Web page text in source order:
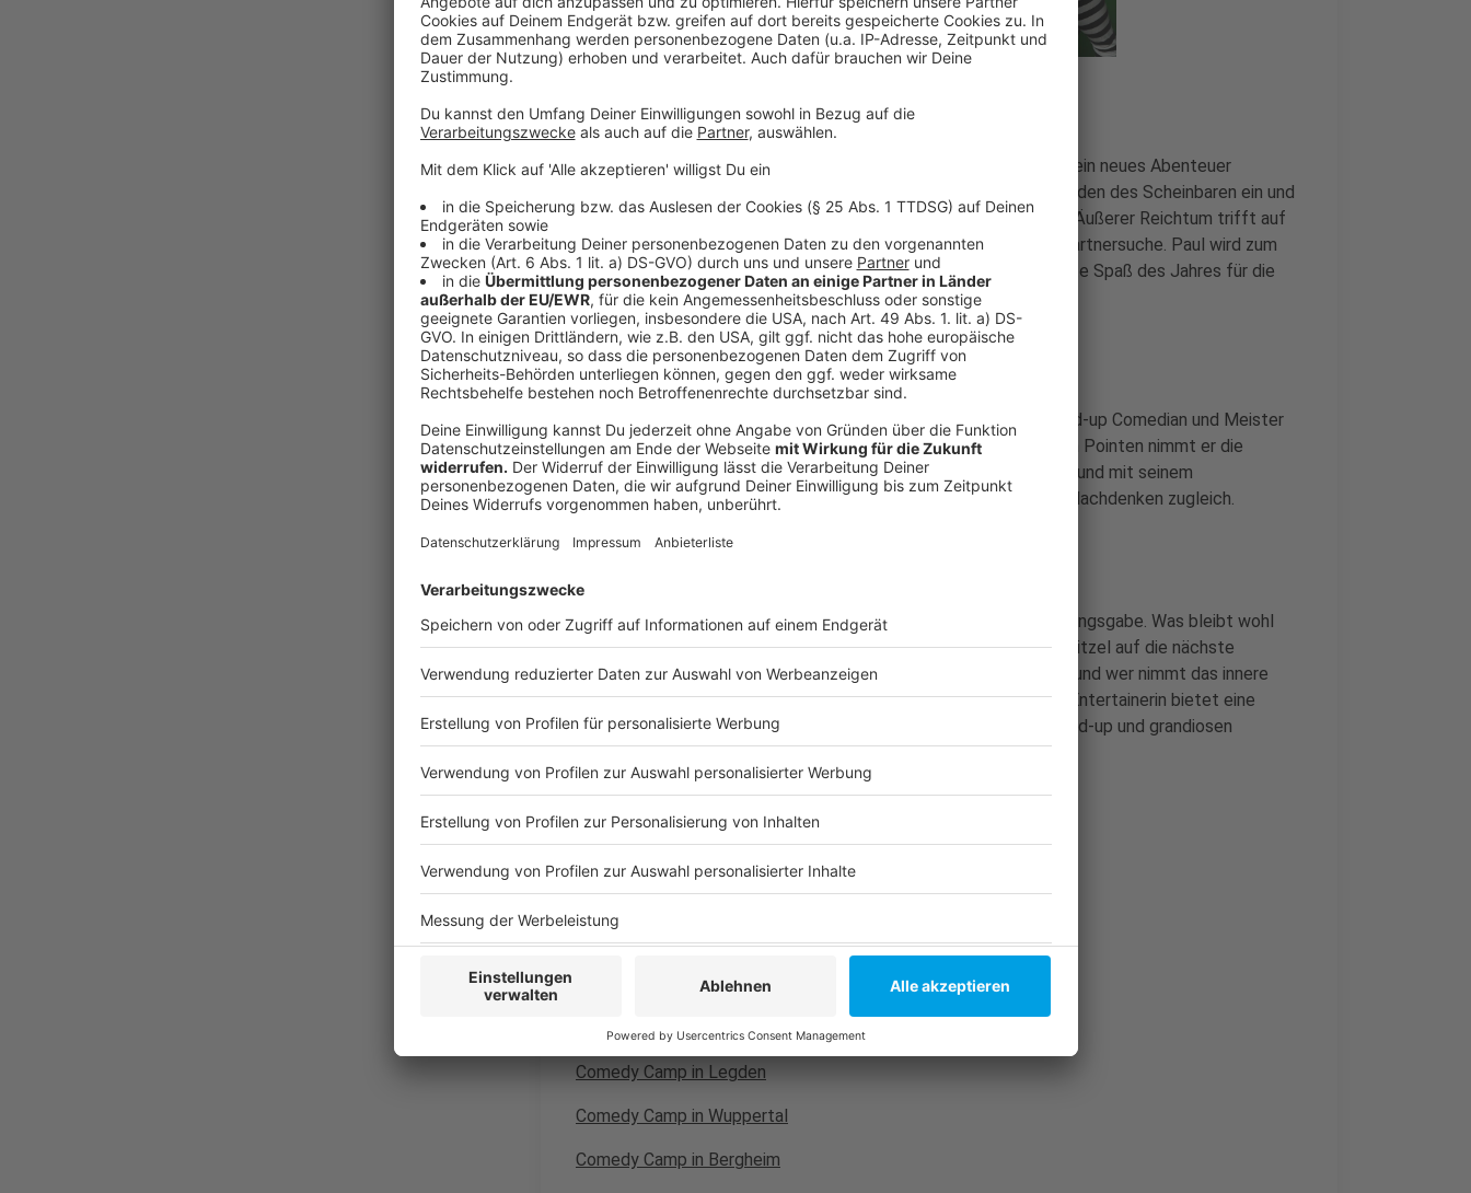
Gerade noch die Apokalypse überlebt, führt uns
in sein neues Abenteuer
"SCHÖNE NEUE WELT". Mit feinsinnigem Humor reißt er die Fassaden des Scheinbaren ein und
zeigt, wo die Menschheit wirklich steht: willkommen in der Hölle. Äußerer Reichtum trifft auf
innere Leere, künstliche Intelligenz, Kryptowelten und virtuelle Partnersuche. Paul wird zum
Sisyphos der modernen Welt – ein Dilemma für ihn, aber der größte Spaß des Jahres für die
Zuschauer.
Anzeige
Ingmar Stadelmann
, vielfach preisgekrönter ostdeutscher Stand-up Comedian und Meister
des provokanten Humors! Mit scharfsinnigen und schonungslosen Pointen nimmt er die
Absurditäten des Alltags aufs Korn. Kein Thema ist ihm zu heikel, und mit seinem
unverwechselbaren Stil bringt er die Zuschauer zum Lachen und Nachdenken zugleich.
Anzeige
Katie Freudenschuss - eine Frau, ein Flügel und feine Beobachtungsgabe. Was bleibt wohl
von uns übrig, wenn wir nicht mehr sind? Wird es das Z-Wort-Schnitzel auf die nächste
Speisekarte schaffen, wird man durch einen Hashtag unsterblich und wer nimmt das innere
Kind, wenn man selbst gerade keine Zeit hat? Die preisgekrönte Entertainerin bietet eine
abwechslungsreiche Mischung aus Kabarett, eigenen Songs, Stand-up und grandiosen
Improvisationen.
Anzeige
Die weiteren Termine der Comedy Camp-Tour
Anzeige
Comedy Camp in Unna
Comedy Camp in Legden
Comedy Camp in Wuppertal
Comedy Camp in Bergheim